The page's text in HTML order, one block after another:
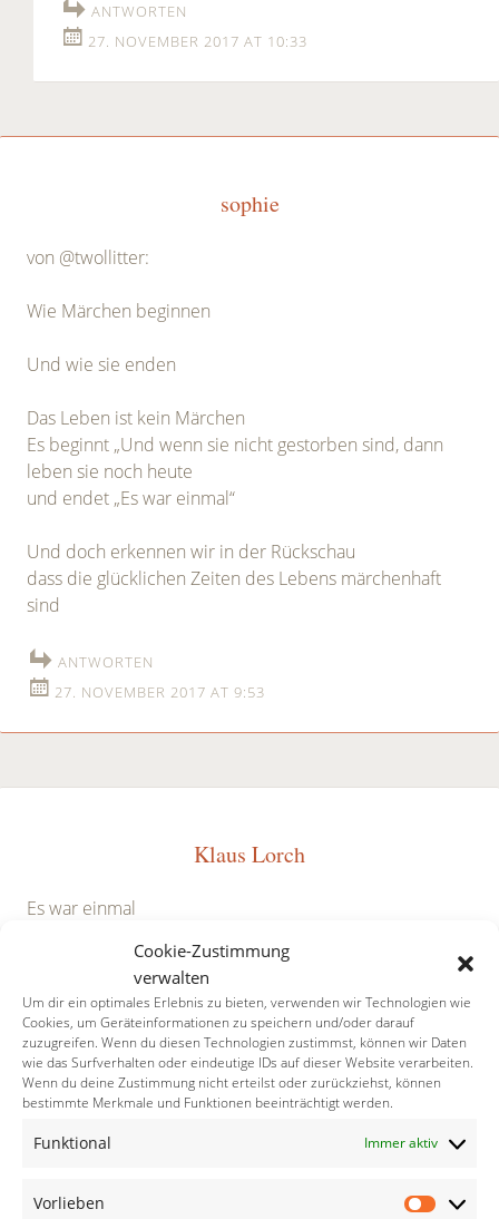
Cookie-Zustimmung
verwalten
Um dir ein optimales Erlebnis zu bieten, verwenden wir Technologien wie
Cookies, um Geräteinformationen zu speichern und/oder darauf
zuzugreifen. Wenn du diesen Technologien zustimmst, können wir Daten
wie das Surfverhalten oder eindeutige IDs auf dieser Website verarbeiten.
Wenn du deine Zustimmung nicht erteilst oder zurückziehst, können
bestimmte Merkmale und Funktionen beeinträchtigt werden.
Funktional Immer aktiv
Vorlieben
ANTWORTEN
27. NOVEMBER 2017 AT 10:33
sophie
von @twollitter:
Wie Märchen beginnen
Und wie sie enden
Das Leben ist kein Märchen
Es beginnt „Und wenn sie nicht gestorben sind, dann
leben sie noch heute
und endet „Es war einmal“
Und doch erkennen wir in der Rückschau
dass die glücklichen Zeiten des Lebens märchenhaft
sind
ANTWORTEN
27. NOVEMBER 2017 AT 9:53
Klaus Lorch
Es war einmal
und ein Irrtum
die sich fanden
im Kinderzimmer
eines Tages oder nachts
der Knabe schmächtig
ließ den Irrtum von sich zehren